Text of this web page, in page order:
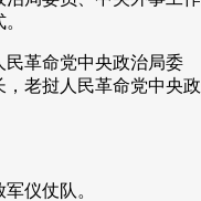
民革命党中央政治局委
老挝人民革命党中央政
仪仗队。